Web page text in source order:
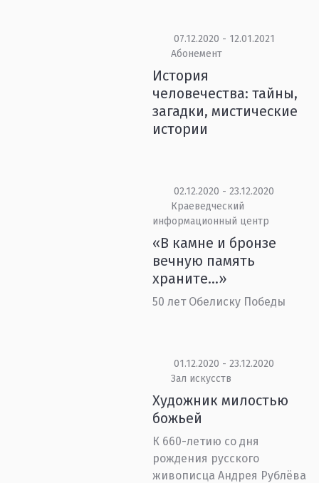
07.12.2020 - 12.01.2021
Абонемент
История
человечества: тайны,
загадки, мистические
истории
02.12.2020 - 23.12.2020
Краеведческий
информационный центр
«В камне и бронзе
вечную память
храните...»
50 лет Обелиску Победы
01.12.2020 - 23.12.2020
Зал искусств
Художник милостью
божьей
К 660-летию со дня
рождения русского
живописца Андрея Рублёва